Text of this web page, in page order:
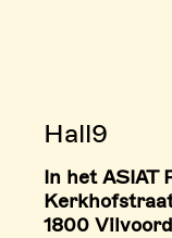
>
Hall9
In het ASIAT
1800